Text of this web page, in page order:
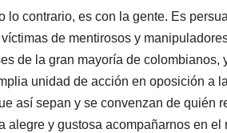
lo contrario, es con la gente. Es
de mentirosos y
de la gran mayoría de
unidad de acción en oposición a
así sepan y se convenzan de quién
alegre y gustosa acompañarnos en